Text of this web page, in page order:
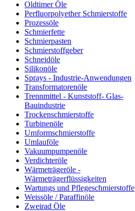
Oldtimer Öle
Perfluorpolyether Schmierstoffe
Prozessöle
Schmierfette
Schmierpasten
Schmierstoffgeber
Schneidöle
Silikonöle
Sprays - Industrie-Anwendungen
Transformatorenöle
Trennmittel - Kunststoff- Glas-
Bauindustrie
Trockenschmierstoffe
Turbinenöle
Umformschmierstoffe
Umlauföle
Vakuumpumpenöle
Verdichteröle
Wärmeträgeröle -
Wärmeträgerflüssigkeiten
Wartungs und Pflegeschmierstoffe
Weissöle / Paraffinöle
Zweirad Öle